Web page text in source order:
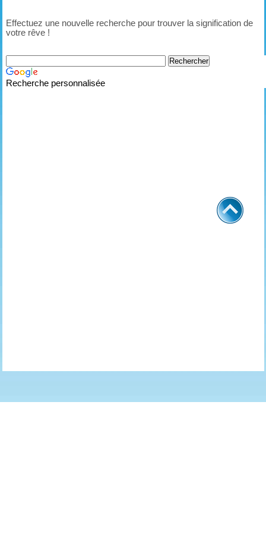
Effectuez une nouvelle recherche pour trouver la signification de
votre rêve !
Recherche personnalisée